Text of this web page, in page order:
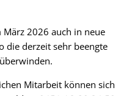
2026 auch in neue
die derzeit sehr beengte
Mitarbeit können sich